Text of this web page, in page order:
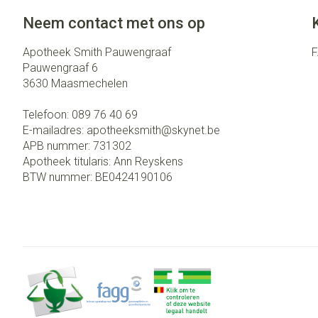
Neem contact met ons op
Apotheek Smith Pauwengraaf
Pauwengraaf 6
3630 Maasmechelen
Telefoon: 089 76 40 69
E-mailadres: apotheeksmith@skynet.be
APB nummer: 731302
Apotheek titularis: Ann Reyskens
BTW nummer: BE0424190106